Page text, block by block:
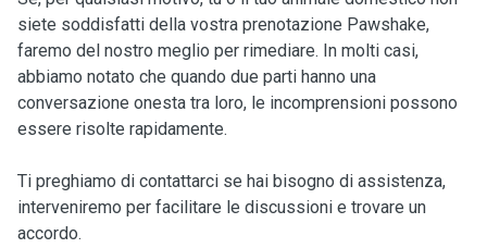
siete soddisfatti della vostra prenotazione Pawshake,
faremo del nostro meglio per rimediare. In molti casi,
abbiamo notato che quando due parti hanno una
conversazione onesta tra loro, le incomprensioni possono
essere risolte rapidamente.
Ti preghiamo di contattarci se hai bisogno di assistenza,
interveniremo per facilitare le discussioni e trovare un
accordo.